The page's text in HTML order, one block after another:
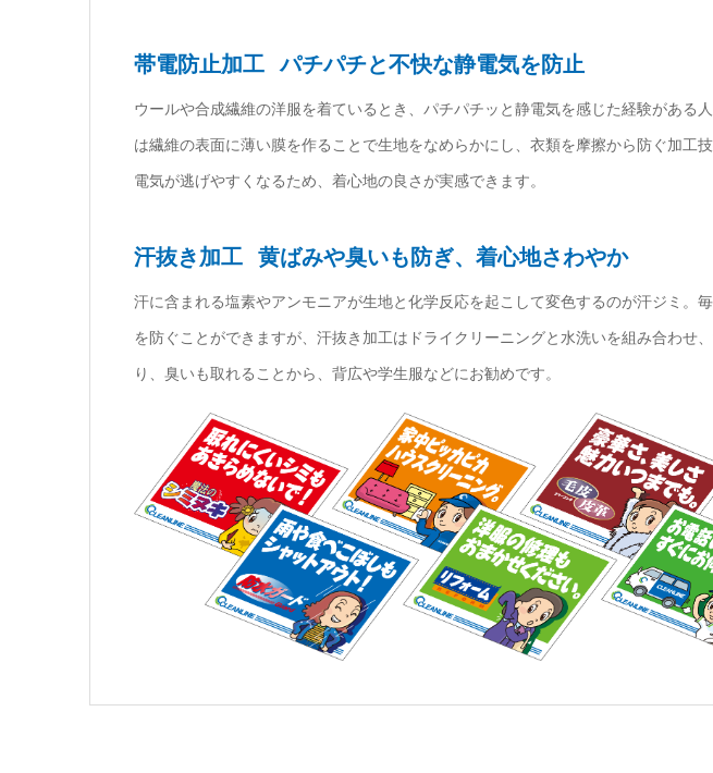
帯電防止加工 パチパチと不快な静電気を防止
ウールや合成繊維の洋服を着ているとき、パチパチッと静電気を感じた経験があ
は繊維の表面に薄い膜を作ることで生地をなめらかにし、衣類を摩擦から防ぐ加
電気が逃げやすくなるため、着心地の良さが実感できます。
汗抜き加工 黄ばみや臭いも防ぎ、着心地さわやか
汗に含まれる塩素やアンモニアが生地と化学反応を起こして変色するのが汗ジミ。
を防ぐことができますが、汗抜き加工はドライクリーニングと水洗いを組み合わ
り、臭いも取れることから、背広や学生服などにお勧めです。